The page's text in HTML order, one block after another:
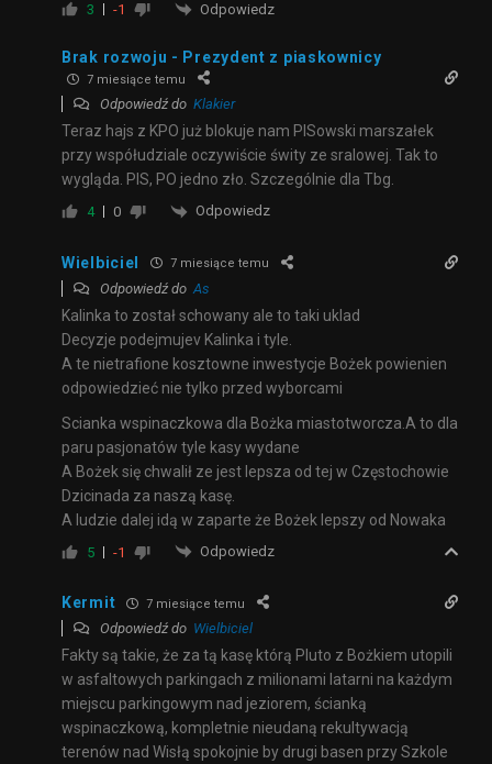
3 -1 Odpowiedz
Brak rozwoju - Prezydent z piaskownicy
7 miesiące temu
Odpowiedź do Klakier
Teraz hajs z KPO już blokuje nam PISowski marszałek
przy współudziale oczywiście świty ze sralowej. Tak to
wygląda. PIS, PO jedno zło. Szczególnie dla Tbg.
4 0 Odpowiedz
Wielbiciel 7 miesiące temu
Odpowiedź do As
Kalinka to został schowany ale to taki uklad
Decyzje podejmujev Kalinka i tyle.
A te nietrafione kosztowne inwestycje Bożek powienien
odpowiedzieć nie tylko przed wyborcami
Scianka wspinaczkowa dla Bożka miastotworcza.A to dla
paru pasjonatów tyle kasy wydane
A Bożek się chwalił ze jest lepsza od tej w Częstochowie
Dzicinada za naszą kasę.
A ludzie dalej idą w zaparte że Bożek lepszy od Nowaka
5 -1 Odpowiedz
Kermit 7 miesiące temu
Odpowiedź do Wielbiciel
Fakty są takie, że za tą kasę którą Pluto z Bożkiem utopili
w asfaltowych parkingach z milionami latarni na każdym
miejscu parkingowym nad jeziorem, ścianką
wspinaczkową, kompletnie nieudaną rekultywacją
terenów nad Wisłą spokojnie by drugi basen przy Szkole